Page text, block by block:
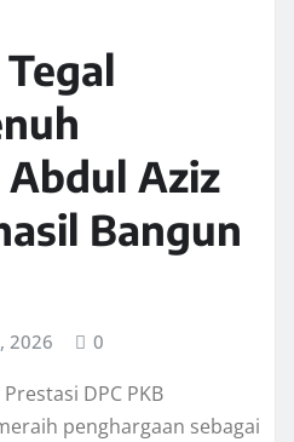
Abdul Aziz
Bangun
2026 0
DPC PKB
penghargaan sebagai